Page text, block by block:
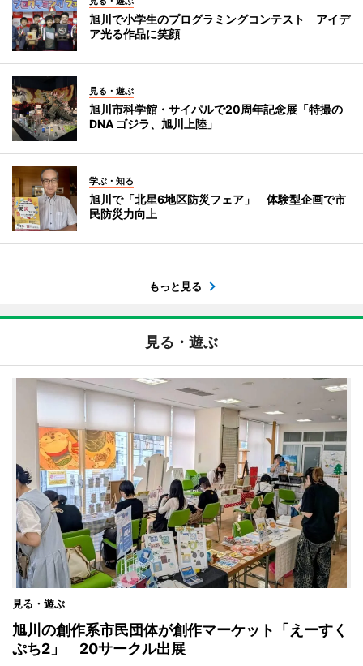
旭川で小学生のプログラミングコンテスト アイデ
ア光る作品に笑顔
見る・遊ぶ
旭川市科学館・サイパルで20周年記念展「特撮の
DNA ゴジラ、旭川上陸」
学ぶ・知る
旭川で「北星6地区防災フェア」 体験型企画で市
民防災力向上
もっと見る
見る・遊ぶ
見る・遊ぶ
旭川の創作系市民団体が創作マーケット「えーすく
ぷち2」 20サークル出展